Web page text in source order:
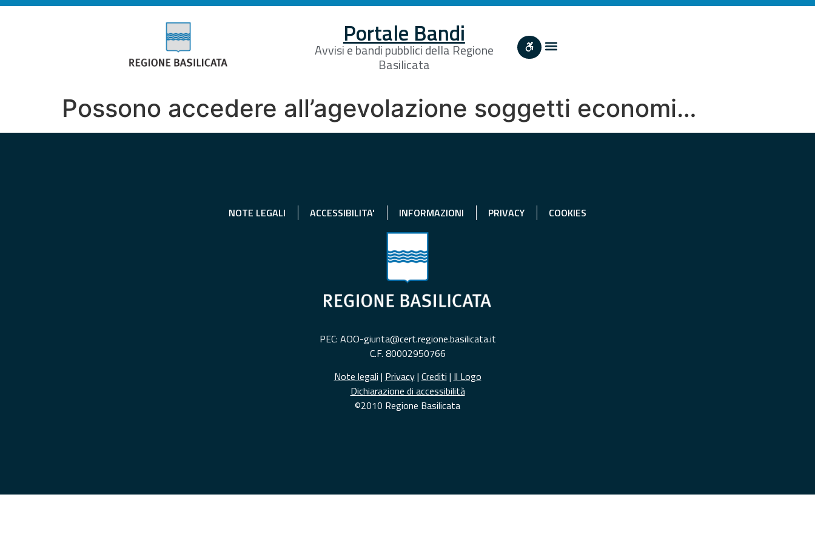
Portale Bandi
Avvisi e bandi pubblici della Regione
Basilicata
Possono accedere all’agevolazione soggetti economi…
NOTE LEGALI ACCESSIBILITA' INFORMAZIONI PRIVACY COOKIES
PEC: AOO-giunta@cert.regione.basilicata.it
C.F. 80002950766
Note legali | Privacy| Crediti | Il Logo
Dichiarazione di accessibilità
©2010 Regione Basilicata